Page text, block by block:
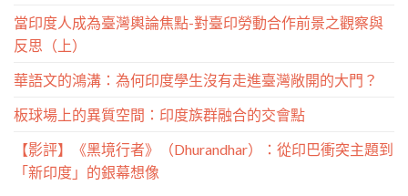
當印度人成為臺灣輿論焦點-對臺印勞動合作前景之觀察與
反思（上）
華語文的鴻溝：為何印度學生沒有走進臺灣敞開的大門？
板球場上的異質空間：印度族群融合的交會點
【影評】《黑境行者》（Dhurandhar）：從印巴衝突主題到
「新印度」的銀幕想像